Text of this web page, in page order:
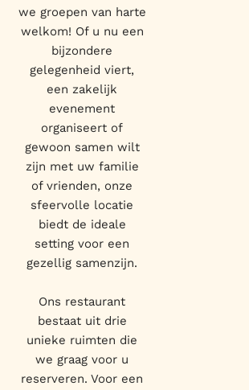
we groepen van harte
welkom! Of u nu een
bijzondere
gelegenheid viert,
een zakelijk
evenement
organiseert of
gewoon samen wilt
zijn met uw familie
of vrienden, onze
sfeervolle locatie
biedt de ideale
setting voor een
gezellig samenzijn.
Ons restaurant
bestaat uit drie
unieke ruimten die
we graag voor u
reserveren. Voor een